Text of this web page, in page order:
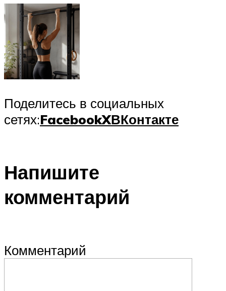
Поделитесь в социальных
сетях:FacebookXВКонтакте
Напишите
комментарий
Комментарий